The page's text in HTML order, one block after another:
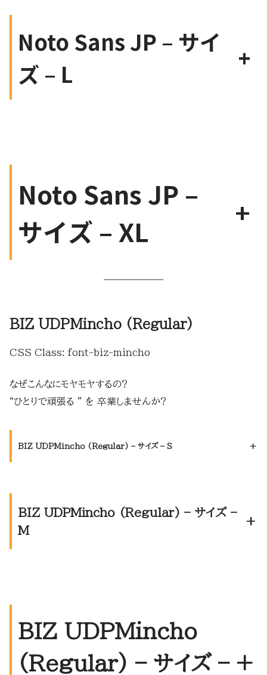
Noto Sans JP – サイ
ズ – L
+
Noto Sans JP –
サイズ – XL
+
BIZ UDPMincho (Regular)
CSS Class: font-biz-mincho
なぜこんなにモヤモヤするの?
“ひとりで頑張る ” を 卒業しませんか?
BIZ UDPMincho (Regular) – サイズ – S +
BIZ UDPMincho (Regular) – サイズ –
M
+
BIZ UDPMincho
(Regular) – サイズ – +